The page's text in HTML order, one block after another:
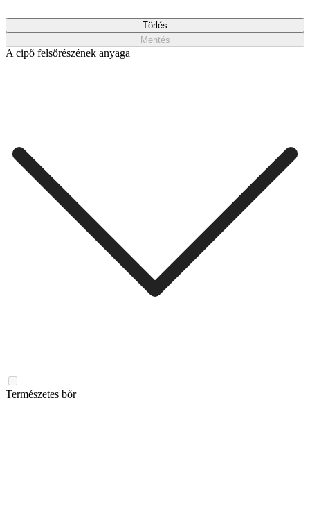
Törlés
Mentés
A cipő felsőrészének anyaga
Természetes bőr